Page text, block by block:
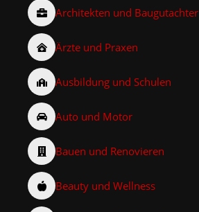
Architekten und Baugutachter
Ärzte und Praxen
Ausbildung und Schulen
Auto und Motor
Bauen und Renovieren
Beauty und Wellness